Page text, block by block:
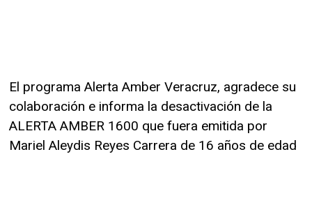
El programa Alerta Amber Veracruz, agradece su
colaboración e informa la desactivación de la
ALERTA AMBER 1600 que fuera emitida por
Mariel Aleydis Reyes Carrera de 16 años de edad